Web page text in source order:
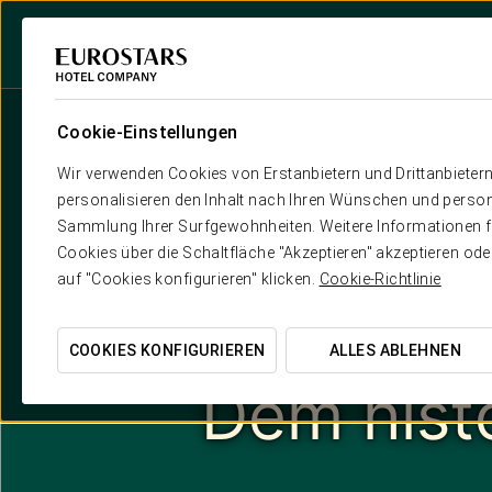
Cookie-Einstellungen
Wir verwenden Cookies von Erstanbietern und
personalisieren den Inhalt nach Ihren Wünschen und
Sammlung Ihrer Surfgewohnheiten. Weitere Informationen
Cookies über die Schaltfläche "Akzeptieren" akzeptieren
auf "Cookies konfigurieren" klicken. Cookie-Richtlinie
COOKIES KONFIGURIEREN ALLES ABLEHNEN
Dem